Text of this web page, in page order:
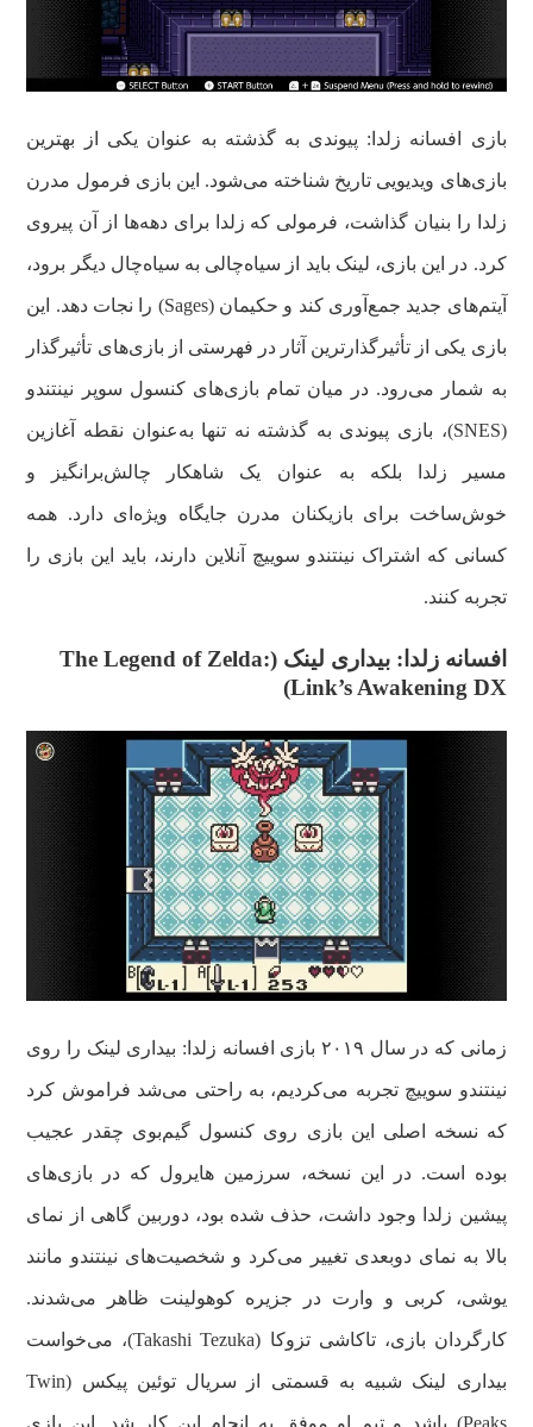
بازی افسانه زلدا: پیوندی به گذشته به‌ عنوان یکی از بهترین
بازی‌های ویدیویی تاریخ شناخته می‌شود. این بازی فرمول مدرن
زلدا را بنیان گذاشت، فرمولی که زلدا برای دهه‌ها از آن پیروی
کرد. در این بازی، لینک باید از سیاه‌چالی به سیاه‌چال دیگر برود،
آیتم‌های جدید جمع‌آوری کند و حکیمان (Sages) را نجات دهد. این
بازی یکی از تأثیرگذارترین آثار در فهرستی از بازی‌های تأثیرگذار
به شمار می‌رود. در میان تمام بازی‌های کنسول سوپر نینتندو
(SNES)، بازی پیوندی به گذشته نه‌ تنها به‌عنوان نقطه آغازین
مسیر زلدا بلکه به‌ عنوان یک شاهکار چالش‌برانگیز و
خوش‌ساخت برای بازیکنان مدرن جایگاه ویژه‌ای دارد. همه
کسانی که اشتراک نینتندو سوییچ آنلاین دارند، باید این بازی را
تجربه کنند.
افسانه زلدا: بیداری لینک (The Legend of Zelda:
Link’s Awakening DX)
زمانی که در سال ۲۰۱۹ بازی افسانه زلدا: بیداری لینک را روی
نینتندو سوییچ تجربه می‌کردیم، به‌ راحتی می‌شد فراموش کرد
که نسخه اصلی این بازی روی کنسول گیم‌بوی چقدر عجیب
بوده است. در این نسخه، سرزمین هایرول که در بازی‌های
پیشین زلدا وجود داشت، حذف شده بود، دوربین گاهی از نمای
بالا به نمای دو‌بعدی تغییر می‌کرد و شخصیت‌های نینتندو مانند
یوشی، کربی و وارت در جزیره کوهولینت ظاهر می‌شدند.
کارگردان بازی، تاکاشی تزوکا (Takashi Tezuka)، می‌خواست
بیداری لینک شبیه به قسمتی از سریال توئین پیکس (Twin